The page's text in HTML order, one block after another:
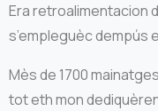
Era retroalimentacion
s’empleguèc dempús
Mès de 1700
tot eth mon